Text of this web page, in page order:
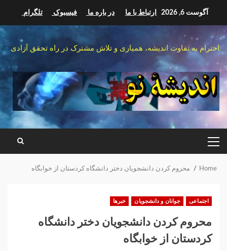
content
آگوست 6, 2026 ارتباط با ما در باره ما فیسبوک تلگرام
احترام به تفاوت اندیشه، همیاری و تلاش مشترک در راه تحقق آزادی
PRIMARY
MENU
Home محروم کردن دانشجویان دختر دانشگاه کردستان از خوابگاه
اجتماعی جوانان و دانشجویان خبرها
محروم کردن دانشجویان دختر دانشگاه
کردستان از خوابگاه